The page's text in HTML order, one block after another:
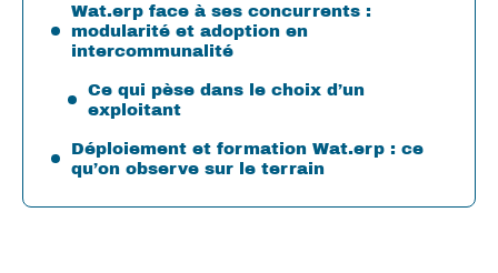
Wat.erp face à ses concurrents :
modularité et adoption en
intercommunalité
Ce qui pèse dans le choix d’un
exploitant
Déploiement et formation Wat.erp : ce
qu’on observe sur le terrain